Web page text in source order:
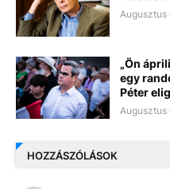
Augusztus
„Ön
egy
Péter
Augusztus
HOZZÁSZÓLÁSOK